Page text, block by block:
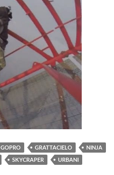
GOPRO GRATTACIELO
NINJA
SKYCRAPER URBANI